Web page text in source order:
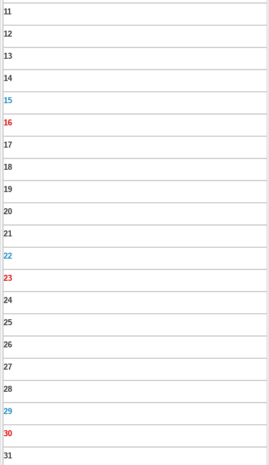
11
12
13
14
15
16
17
18
19
20
21
22
23
24
25
26
27
28
29
30
31